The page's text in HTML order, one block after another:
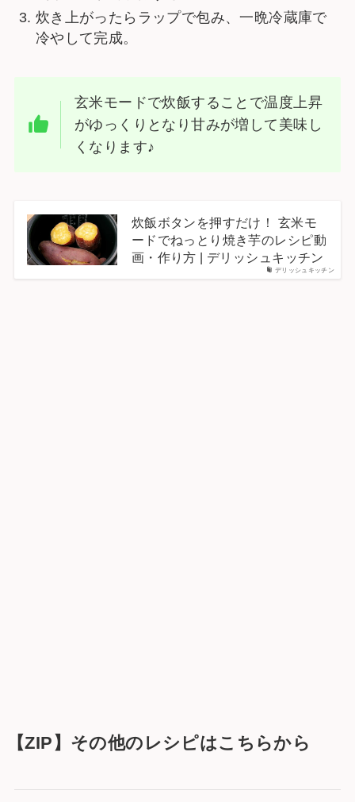
炊き上がったらラップで包み、一晩冷蔵庫で
冷やして完成。
玄米モードで炊飯することで温度上昇
がゆっくりとなり甘みが増して美味し
くなります♪
デリッシュキッチン
炊飯ボタンを押すだけ！ 玄米モ
ードでねっとり焼き芋のレシピ動
画・作り方 | デリッシュキッチン
【ZIP】その他のレシピはこちらから